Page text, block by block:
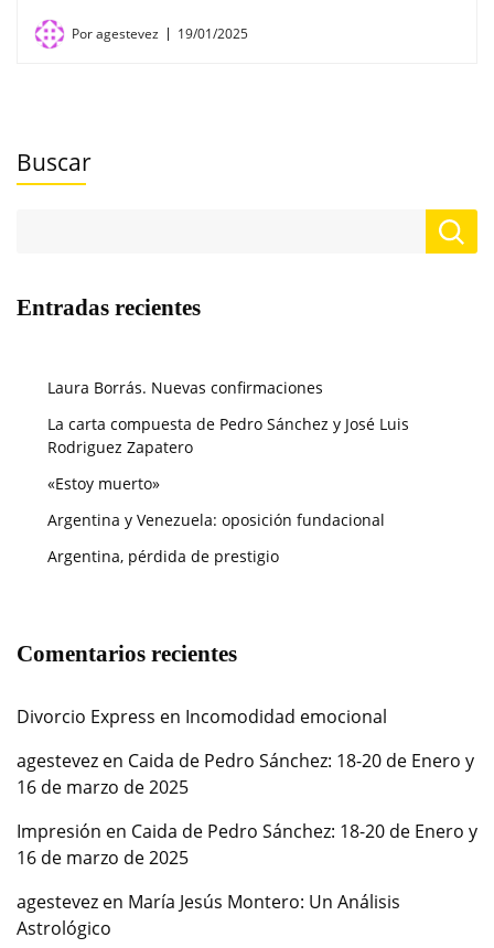
Poragestevez 19/01/2025
Buscar
Entradas recientes
Laura Borrás. Nuevas confirmaciones
La carta compuesta de Pedro Sánchez y José Luis
Rodriguez Zapatero
«Estoy muerto»
Argentina y Venezuela: oposición fundacional
Argentina, pérdida de prestigio
Comentarios recientes
Divorcio Express en Incomodidad emocional
agestevez en Caida de Pedro Sánchez: 18-20 de Enero y
16 de marzo de 2025
Impresión en Caida de Pedro Sánchez: 18-20 de Enero y
16 de marzo de 2025
agestevez en María Jesús Montero: Un Análisis
Astrológico